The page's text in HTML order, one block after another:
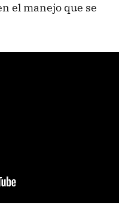
el manejo que se